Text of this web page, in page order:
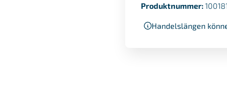
Produktnummer:
Handelslängen